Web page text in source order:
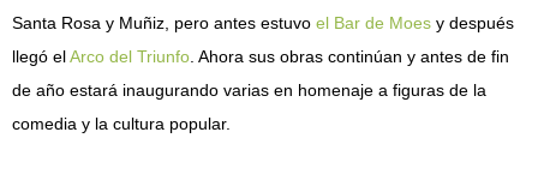
Santa Rosa y Muñiz, pero antes estuvo el Bar de Moes y después
llegó elArco del Triunfo . Ahora sus obras continúan y antes de fin
de año estará inaugurando varias en homenaje a figuras de la
comedia y la cultura popular.